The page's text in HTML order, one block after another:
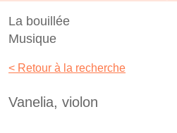
La bouillée
Musique
< Retour à la recherche
Vanelia, violon